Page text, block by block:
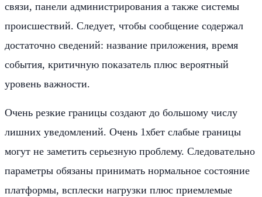
связи, панели администрирования а также системы
происшествий. Следует, чтобы сообщение содержал
достаточно сведений: название приложения, время
события, критичную показатель плюс вероятный
уровень важности.
Очень резкие границы создают до большому числу
лишних уведомлений. Очень 1хбет слабые границы
могут не заметить серьезную проблему. Следовательно
параметры обязаны принимать нормальное состояние
платформы, всплески нагрузки плюс приемлемые